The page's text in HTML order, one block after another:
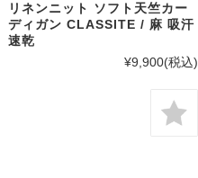
リネンニット ソフト天竺カー
ディガン CLASSITE / 麻 吸汗
速乾
¥9,900(税込)